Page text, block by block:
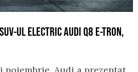
UL ELECTRIC AUDI Q8 E-TRON,
noiembrie, Audi a prezentat